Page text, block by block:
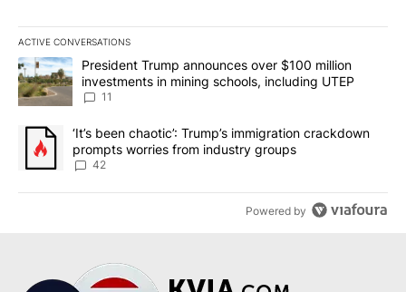
ACTIVE CONVERSATIONS
The following is a list of the most commented articles in the last
A trending article titled "President Trump announces over $100
President Trump announces over $100 million
investments in mining schools, including UTEP
11
A trending article titled "‘It’s been chaotic’: Trump’s
‘It’s been chaotic’: Trump’s immigration crackdown
prompts worries from industry groups
42
Powered by